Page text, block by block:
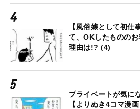
【風俗嬢として初仕
て、OKしたものの
理由は!? (4)
プライベートが気に
【よりぬき4コマ漫